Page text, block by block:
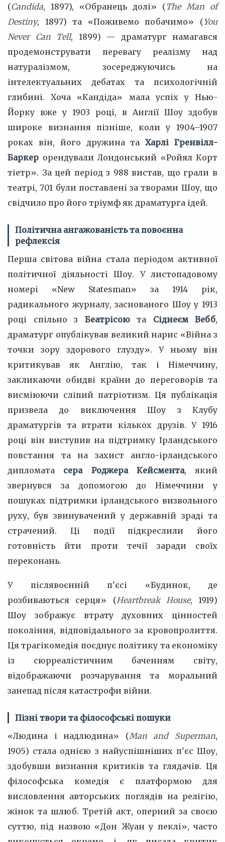
(Candida, 1897), «Обранець долі» (The Man of
Destiny, 1897) та «Поживемо побачимо» (You
Never Can Tell, 1899) — драматург намагався
продемонструвати перевагу реалізму над
натуралізмом, зосереджуючись на
інтелектуальних дебатах та психологічній
глибині. Хоча «Кандіда» мала успіх у Нью-
Йорку вже у 1903 році, в Англії Шоу здобув
широке визнання пізніше, коли у 1904–1907
роках він, його дружина таХарлі Гренвілл-
Баркер орендували Лондонський «Ройял Корт
тіетр». За цей період з 988 вистав, що грали в
театрі, 701 були поставлені за творами Шоу, що
свідчило про його тріумф як драматурга ідей.
Політична ангажованість та повоєнна
рефлексія
Перша світова війна стала періодом активної
політичної діяльності Шоу. У листопадовому
номері «New Statesman» за 1914 рік,
радикального журналу, заснованого Шоу у 1913
році спільно з Беатрісоюта Сіднеєм Вебб,
драматург опублікував великий нарис «Війна з
точки зору здорового глузду». У ньому він
критикував як Англію, так і Німеччину,
закликаючи обидві країни до переговорів та
висміюючи сліпий патріотизм. Ця публікація
призвела до виключення Шоу з Клубу
драматургів та втрати кількох друзів. У 1916
році він виступив на підтримку Ірландського
повстання та на захист англо-ірландського
дипломата сера Роджера Кейсмента, який
звернувся за допомогою до Німеччини у
пошуках підтримки ірландського визвольного
руху, був звинувачений у державній зраді та
страчений. Ці події підкреслили його
готовність йти проти течії заради своїх
переконань.
У післявоєнній п'єсі «Будинок, де
розбиваються серця» (Heartbreak House, 1919)
Шоу зображує втрату духовних цінностей
покоління, відповідального за кровопролиття.
Ця трагікомедія поєднує політику та економіку
із сюрреалістичним баченням світу,
відображаючи розчарування та моральний
занепад після катастрофи війни.
Пізні твори та філософські пошуки
«Людина і надлюдина» (Man and Superman,
1905) стала однією з найуспішніших п'єс Шоу,
здобувши визнання критиків та глядачів. Ця
філософська комедія є платформою для
висловлення авторських поглядів на релігію,
жінок та шлюб. Третій акт, оперний за своєю
суттю, під назвою «Дон Жуан у пеклі», часто